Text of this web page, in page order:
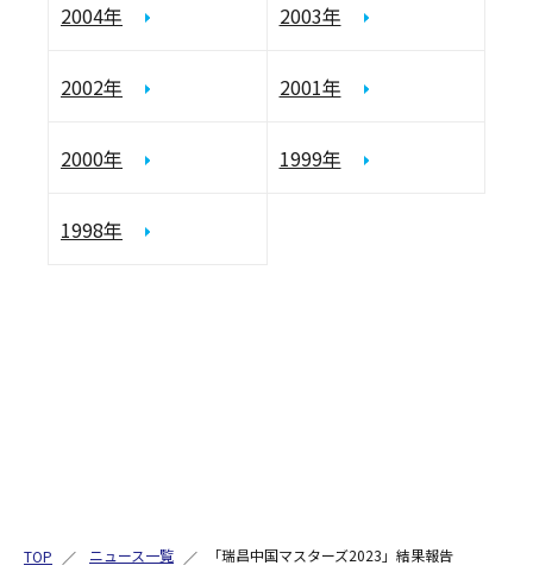
2004年 2003年
2002年 2001年
2000年 1999年
1998年
TOP ニュース一覧 「瑞昌中国マスターズ2023」結果報告